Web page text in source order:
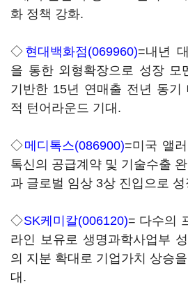
화 정책 강화.
◇ 현대백화점(069960)=내년
을 통한 외형확장으로 성장 모
기반한 15년 연매출 전년 동기
적 턴어라운드 기대.
◇메디톡스(086900)=미국 앨
톡신의 공급계약 및 기술수출
과 글로벌 임상 3상 진입으로
◇SK케미칼(006120)= 다수의
라인 보유로 생명과학사업부
의 지분 확대로 기업가치 상승
대.